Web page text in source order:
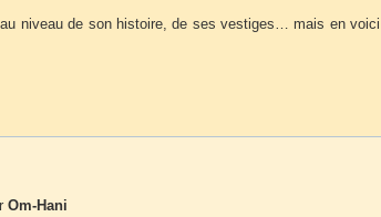
niveau de son histoire, de ses vestiges… mais en voici
Om-Hani